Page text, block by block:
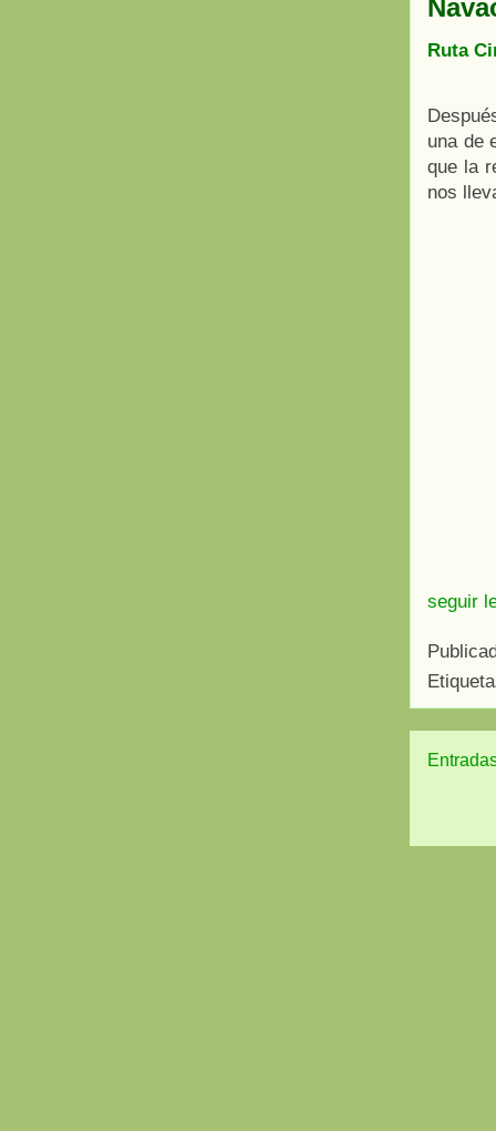
Ruta
una de
que la
nos
seguir